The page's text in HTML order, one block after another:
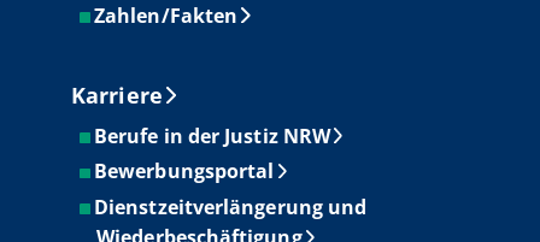
Zahlen/Fakten
Karriere
Berufe in der Justiz NRW
Bewerbungsportal
Dienstzeitverlängerung und